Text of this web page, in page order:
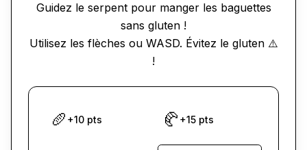
Guidez le serpent pour manger les baguettes
sans gluten !
Utilisez les flèches ou WASD. Évitez le gluten ⚠️
!
🥖 +10 pts 🥐 +15 pts